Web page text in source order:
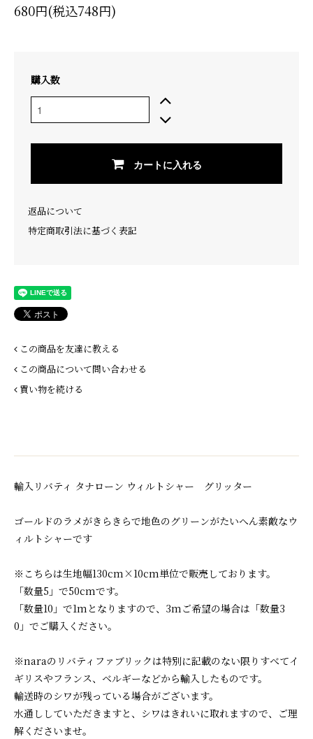
680円(税込748円)
購入数
カートに入れる
返品について
特定商取引法に基づく表記
この商品を友達に教える
この商品について問い合わせる
買い物を続ける
輸入リバティ タナローン ウィルトシャー グリッター
ゴールドのラメがきらきらで地色のグリーンがたいへん素敵なウ
ィルトシャーです
※こちらは生地幅130cm×10cm単位で販売しております。
「数量5」で50cmです。
「数量10」で1mとなりますので、3mご希望の場合は「数量3
0」でご購入ください。
※naraのリバティファブリックは特別に記載のない限りすべてイ
ギリスやフランス、ベルギーなどから輸入したものです。
輸送時のシワが残っている場合がございます。
水通ししていただきますと、シワはきれいに取れますので、ご理
解くださいませ。